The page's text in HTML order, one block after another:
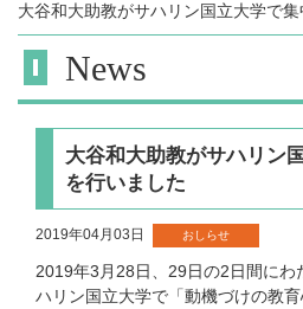
大谷和大助教がサハリン国立大学で
News
大谷和大助教がサハリン
を行いました
2019年04月03日 おしらせ
2019年3月28日、29日の2日間にわ
ハリン国立大学で「動機づけの教